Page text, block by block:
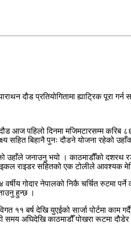
दौड प्रतियोगितामा ह्याट्रिक
आज पहिलो दिनमा मजिमटारसम्म करिब
सहित बिहानै पुनः दौडने योजना रहेको
जनाउनु भयो । काठमाडौँको दशरथ
राइडर सहितको एक टोलीले आवश्यक
गोदार नेपालको निकै चर्चित रुटमा
हुन्छ ।
११ बर्ष देखि युएईको सार्जा पोर्टमा
अघिदेखि काठमाडौँ पोखरा रूटमा दौडेर